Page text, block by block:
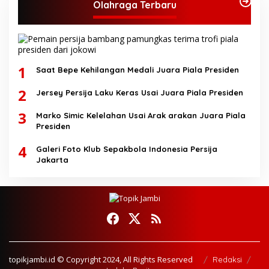
Olahraga Terbaru
1 Saat Bepe Kehilangan Medali Juara Piala Presiden
2 Jersey Persija Laku Keras Usai Juara Piala Presiden
3
Marko Simic Kelelahan Usai Arak arakan Juara Piala
Presiden
4
Galeri Foto Klub Sepakbola Indonesia Persija
Jakarta
topikjambi.id © Copyright 2024, All Rights Reserved
Redaksi